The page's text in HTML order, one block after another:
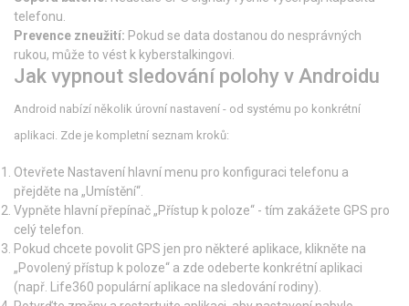
telefonu.
Prevence zneužití: Pokud se data dostanou do nesprávných
rukou, může to vést k kyberstalkingovi.
Jak vypnout sledování polohy v Androidu
Android nabízí několik úrovní nastavení - od systému po konkrétní
aplikaci. Zde je kompletní seznam kroků:
Otevřete Nastavení hlavní menu pro konfiguraci telefonu a
přejděte na „Umístění“.
Vypněte hlavní přepínač „Přístup k poloze“ - tím zakážete GPS pro
celý telefon.
Pokud chcete povolit GPS jen pro některé aplikace, klikněte na
„Povolený přístup k poloze“ a zde odeberte konkrétní aplikaci
(např.
Life360 populární aplikace na sledování rodiny).